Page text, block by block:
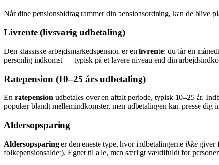
Når dine pensionsbidrag rammer din pensionsordning, kan de blive
Livrente (livsvarig udbetaling)
Den klassiske arbejdsmarkedspension er en livrente: du får en
personlig indkomst — typisk på et lavere niveau end din
Ratepension (10–25 års udbetaling)
En ratepension udbetales over en aftalt periode, typisk 10–25 år.
populær blandt mellemindkomster, men udbetalingen kan presse dig
Aldersopsparing
Aldersopsparing er den eneste type, hvor indbetalingerne ikke giver
folkepensionsalder). Egnet til alle, men særligt værdifuldt for